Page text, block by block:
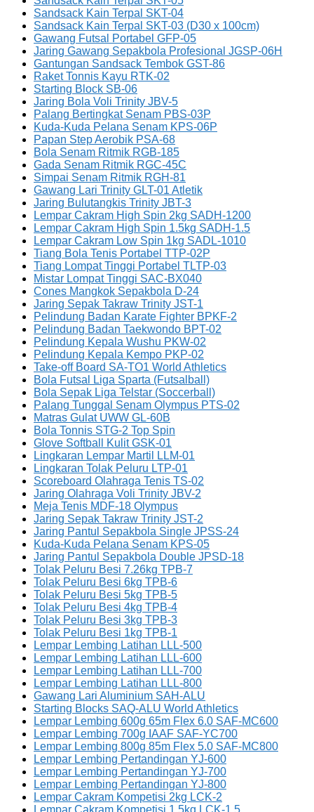
Sandsack Kain Terpal SKT-04
Sandsack Kain Terpal SKT-03 (D30 x 100cm)
Gawang Futsal Portabel GFP-05
Jaring Gawang Sepakbola Profesional JGSP-06H
Gantungan Sandsack Tembok GST-86
Raket Tonnis Kayu RTK-02
Starting Block SB-06
Jaring Bola Voli Trinity JBV-5
Palang Bertingkat Senam PBS-03P
Kuda-Kuda Pelana Senam KPS-06P
Papan Step Aerobik PSA-68
Bola Senam Ritmik RGB-185
Gada Senam Ritmik RGC-45C
Simpai Senam Ritmik RGH-81
Gawang Lari Trinity GLT-01 Atletik
Jaring Bulutangkis Trinity JBT-3
Lempar Cakram High Spin 2kg SADH-1200
Lempar Cakram High Spin 1.5kg SADH-1.5
Lempar Cakram Low Spin 1kg SADL-1010
Tiang Bola Tenis Portabel TTP-02P
Tiang Lompat Tinggi Portabel TLTP-03
Mistar Lompat Tinggi SAC-BX040
Cones Mangkok Sepakbola D-24
Jaring Sepak Takraw Trinity JST-1
Pelindung Badan Karate Fighter BPKF-2
Pelindung Badan Taekwondo BPT-02
Pelindung Kepala Wushu PKW-02
Pelindung Kepala Kempo PKP-02
Take-off Board SA-TO1 World Athletics
Bola Futsal Liga Sparta (Futsalball)
Bola Sepak Liga Telstar (Soccerball)
Palang Tunggal Senam Olympus PTS-02
Matras Gulat UWW GL-60B
Bola Tonnis STG-2 Top Spin
Glove Softball Kulit GSK-01
Lingkaran Lempar Martil LLM-01
Lingkaran Tolak Peluru LTP-01
Scoreboard Olahraga Tenis TS-02
Jaring Olahraga Voli Trinity JBV-2
Meja Tenis MDF-18 Olympus
Jaring Sepak Takraw Trinity JST-2
Jaring Pantul Sepakbola Single JPSS-24
Kuda-Kuda Pelana Senam KPS-05
Jaring Pantul Sepakbola Double JPSD-18
Tolak Peluru Besi 7.26kg TPB-7
Tolak Peluru Besi 6kg TPB-6
Tolak Peluru Besi 5kg TPB-5
Tolak Peluru Besi 4kg TPB-4
Tolak Peluru Besi 3kg TPB-3
Tolak Peluru Besi 1kg TPB-1
Lempar Lembing Latihan LLL-500
Lempar Lembing Latihan LLL-600
Lempar Lembing Latihan LLL-700
Lempar Lembing Latihan LLL-800
Gawang Lari Aluminium SAH-ALU
Starting Blocks SAQ-ALU World Athletics
Lempar Lembing 600g 65m Flex 6.0 SAF-MC600
Lempar Lembing 700g IAAF SAF-YC700
Lempar Lembing 800g 85m Flex 5.0 SAF-MC800
Lempar Lembing Pertandingan YJ-600
Lempar Lembing Pertandingan YJ-700
Lempar Lembing Pertandingan YJ-800
Lempar Cakram Kompetisi 2kg LCK-2
Lempar Cakram Kompetisi 1.5kg LCK-1.5